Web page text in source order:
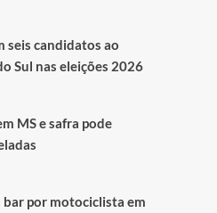
seis candidatos ao
Sul nas eleições 2026
MS e safra pode
por motociclista em